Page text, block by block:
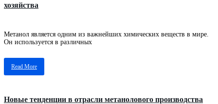
хозяйства
Метанол является одним из важнейших химических веществ в мире.
Он используется в различных
Read More
Новые тенденции в отрасли метанолового производства